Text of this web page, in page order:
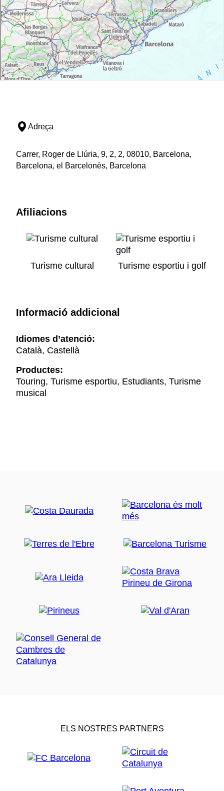
Adreça
Carrer, Roger de Llúria, 9, 2, 2, 08010, Barcelona,
Barcelona, el Barcelonès, Barcelona
Afiliacions
Turisme cultural Turisme esportiu i golf
Informació addicional
Idiomes d’atenció:
Català, Castellà
Productes:
Touring, Turisme esportiu, Estudiants, Turisme
musical
ELS NOSTRES PARTNERS